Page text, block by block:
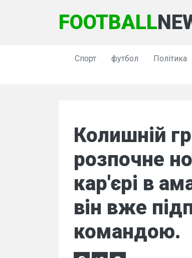
FOOTBALL
Спорт футбол Політика
Колишній
розпочне
кар'єрі в
він вже
командою.